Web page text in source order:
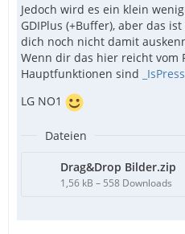
Jedoch wird es ein klein
GDIPlus (+Buffer), aber das
dich noch nicht damit
Wenn dir das hier reicht vom
Hauptfunktionen sind
LG NO1
Dateien
Drag&Drop Bilder.zip
1,56 kB – 558 Downloads